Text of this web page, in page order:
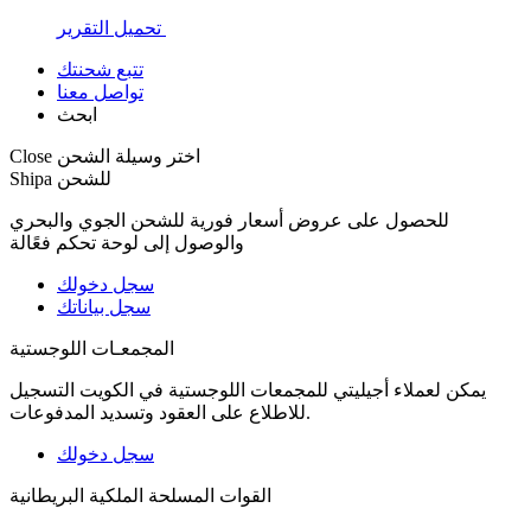
تحميل التقرير
تتبع شحنتك
تواصل معنا
ابحث
Close اختر وسيلة الشحن
Shipa للشحن
للحصول على عروض أسعار فورية للشحن الجوي والبحري
والوصول إلى لوحة تحكم فعًالة
سجل دخولك
سجل بياناتك
المجمعـات اللوجستية
يمكن لعملاء أجيليتي للمجمعات اللوجستية في الكويت التسجيل
للاطلاع على العقود وتسديد المدفوعات.
سجل دخولك
القوات المسلحة الملكية البريطانية